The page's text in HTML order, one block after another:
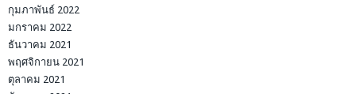
กุมภาพันธ์ 2022
มกราคม 2022
ธันวาคม 2021
พฤศจิกายน 2021
ตุลาคม 2021